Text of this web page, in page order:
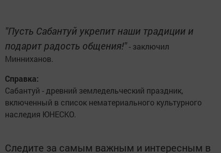
"Пусть Сабантуй укрепит наши традиции и
подарит радость общения!"- заключил
Минниханов.
Справка:
Сабантуй - древний земледельческий праздник,
включенный в список нематериального культурного
наследия ЮНЕСКО.
Следите за самым важным и интересным в